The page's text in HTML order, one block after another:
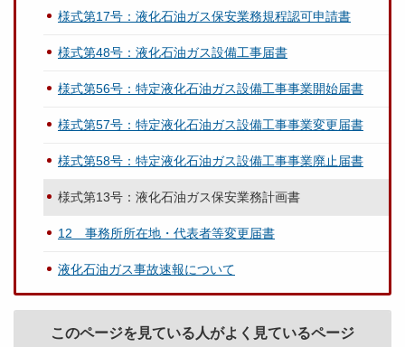
様式第17号：液化石油ガス保安業務規程認可申請書
様式第48号：液化石油ガス設備工事届書
様式第56号：特定液化石油ガス設備工事事業開始届書
様式第57号：特定液化石油ガス設備工事事業変更届書
様式第58号：特定液化石油ガス設備工事事業廃止届書
様式第13号：液化石油ガス保安業務計画書
12 事務所所在地・代表者等変更届書
液化石油ガス事故速報について
このページを見ている人がよく見ているページ